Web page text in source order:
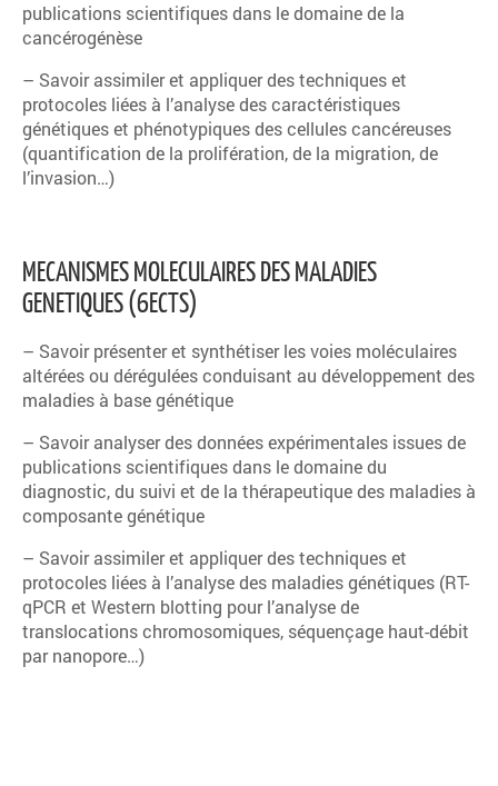
publications scientifiques dans le domaine de la
cancérogénèse
– Savoir assimiler et appliquer des techniques et
protocoles liées à l’analyse des caractéristiques
génétiques et phénotypiques des cellules cancéreuses
(quantification de la prolifération, de la migration, de
l’invasion…)
MECANISMES MOLECULAIRES DES MALADIES
GENETIQUES (6ECTS)
– Savoir présenter et synthétiser les voies moléculaires
altérées ou dérégulées conduisant au développement des
maladies à base génétique
– Savoir analyser des données expérimentales issues de
publications scientifiques dans le domaine du
diagnostic, du suivi et de la thérapeutique des maladies à
composante génétique
– Savoir assimiler et appliquer des techniques et
protocoles liées à l’analyse des maladies génétiques (RT-
qPCR et Western blotting pour l’analyse de
translocations chromosomiques, séquençage haut-débit
par nanopore…)